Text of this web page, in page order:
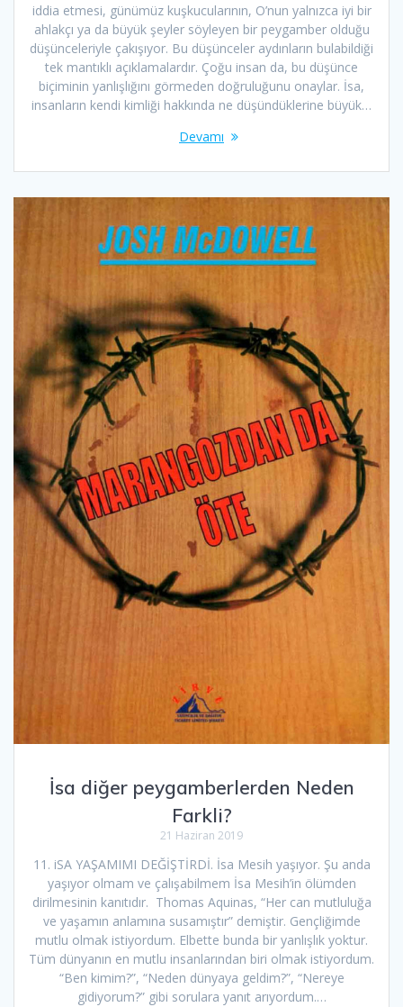
iddia etmesi, günümüz kuşkucularının, O’nun yalnızca iyi bir
ahlakçı ya da büyük şeyler söyleyen bir peygamber olduğu
düşünceleriyle çakışıyor. Bu düşünceler aydınların bulabildiği
tek mantıklı açıklamalardır. Çoğu insan da, bu düşünce
biçiminin yanlışlığını görmeden doğruluğunu onaylar. İsa,
insanların kendi kimliği hakkında ne düşündüklerine büyük…
Devamı
İsa diğer peygamberlerden Neden
Farkli?
21 Haziran 2019
11. iSA YAŞAMIMI DEĞİŞTİRDİ. İsa Mesih yaşıyor. Şu anda
yaşıyor olmam ve çalışabilmem İsa Mesih’in ölümden
dirilmesinin kanıtıdır. Thomas Aquinas, “Her can mutluluğa
ve yaşamın anlamına susamıştır” demiştir. Gençliğimde
mutlu olmak istiyordum. Elbette bunda bir yanlışlık yoktur.
Tüm dünyanın en mutlu insanlarından biri olmak istiyordum.
“Ben kimim?”, “Neden dünyaya geldim?”, “Nereye
gidiyorum?” gibi sorulara yanıt arıyordum.…